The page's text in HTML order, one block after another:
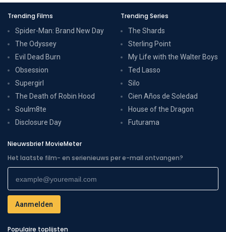
Trending Films
Spider-Man: Brand New Day
The Odyssey
Evil Dead Burn
Obsession
Supergirl
The Death of Robin Hood
Soulm8te
Disclosure Day
Trending Series
The Shards
Sterling Point
My Life with the Walter Boys
Ted Lasso
Silo
Cien Años de Soledad
House of the Dragon
Futurama
Nieuwsbrief MovieMeter
Het laatste film- en serienieuws per e-mail ontvangen?
Populaire toplijsten